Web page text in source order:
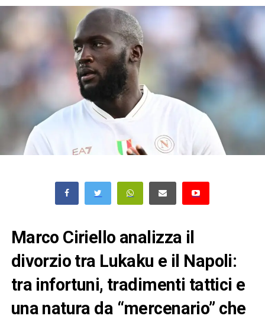
Marco Ciriello analizza il
divorzio tra Lukaku e il Napoli:
tra infortuni, tradimenti tattici e
una natura da “mercenario” che